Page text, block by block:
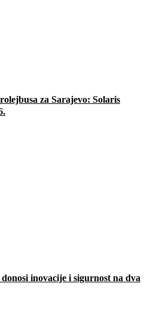
za Sarajevo: Solaris
inovacije i sigurnost na dva